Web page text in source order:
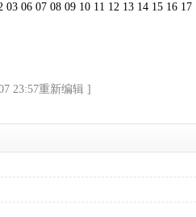
06 07 08 09 10 11 12 13 14 15 16
23:57重新编辑 ]